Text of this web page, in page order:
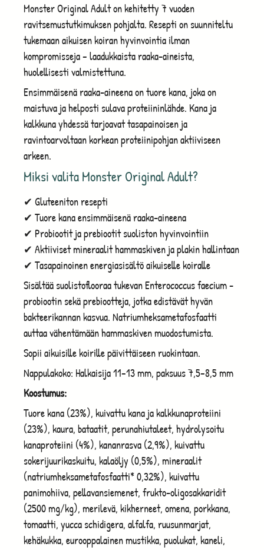
Monster Original Adult on kehitetty 7 vuoden
ravitsemustutkimuksen pohjalta. Resepti on suunniteltu
tukemaan aikuisen koiran hyvinvointia ilman
kompromisseja – laadukkaista raaka-aineista,
huolellisesti valmistettuna.
Ensimmäisenä raaka-aineena on tuore kana, joka on
maistuva ja helposti sulava proteiininlähde. Kana ja
kalkkuna yhdessä tarjoavat tasapainoisen ja
ravintoarvoltaan korkean proteiinipohjan aktiiviseen
arkeen.
Miksi valita Monster Original Adult?
✔ Gluteeniton resepti
✔ Tuore kana ensimmäisenä raaka-aineena
✔ Probiootit ja prebiootit suoliston hyvinvointiin
✔ Aktiiviset mineraalit hammaskiven ja plakin hallintaan
✔ Tasapainoinen energiasisältö aikuiselle koiralle
Sisältää suolistoflooraa tukevan Enterococcus faecium -
probiootin sekä prebiootteja, jotka edistävät hyvän
bakteerikannan kasvua. Natriumheksametafosfaatti
auttaa vähentämään hammaskiven muodostumista.
Sopii aikuisille koirille päivittäiseen ruokintaan.
Nappulakoko: Halkaisija 11–13 mm, paksuus 7,5–8,5 mm
Koostumus:
Tuore kana (23%), kuivattu kana ja kalkkunaproteiini
(23%), kaura, bataatit, perunahiutaleet, hydrolysoitu
kanaproteiini (4%), kananrasva (2,9%), kuivattu
sokerijuurikaskuitu, kalaöljy (0,5%), mineraalit
(natriumheksametafosfaatti* 0,32%), kuivattu
panimohiiva, pellavansiemenet, frukto-oligosakkaridit
(2500 mg/kg), merilevä, kikherneet, omena, porkkana,
tomaatti, yucca schidigera, alfalfa, ruusunmarjat,
kehäkukka, eurooppalainen mustikka, puolukat, kaneli,